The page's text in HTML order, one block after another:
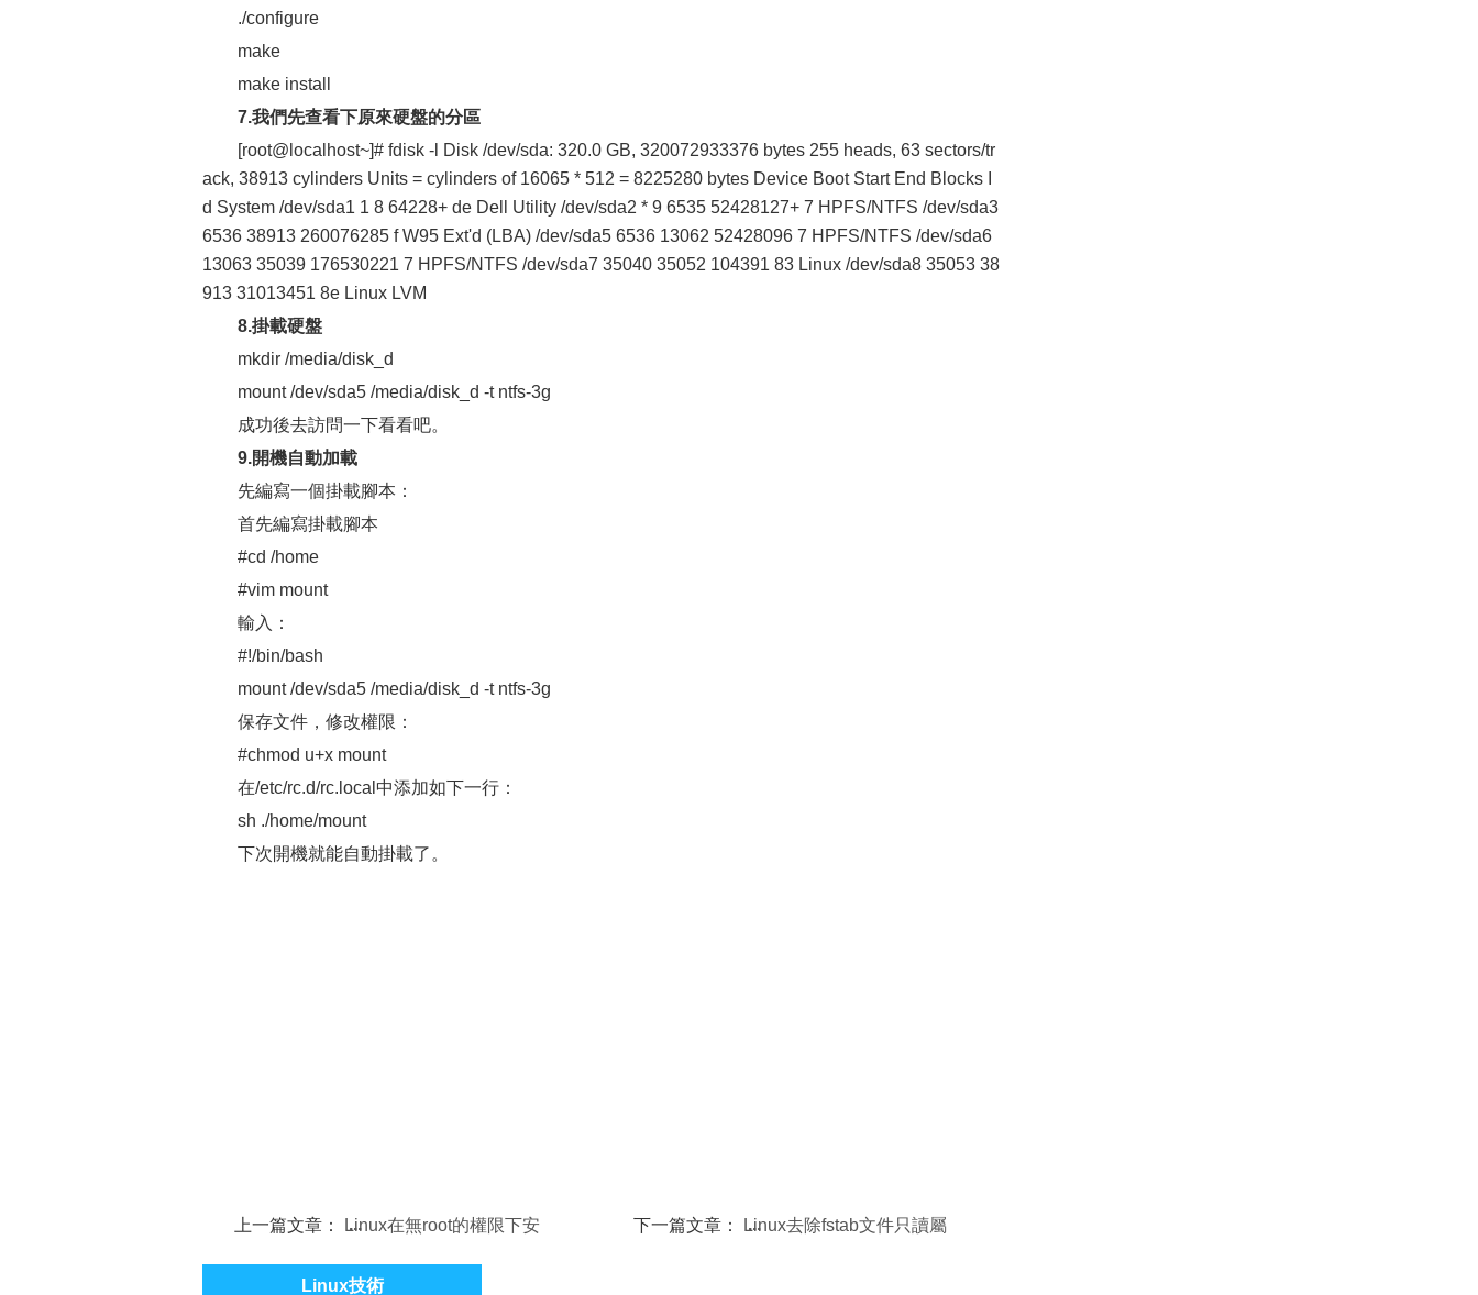
./configure
make
make install
7.我們先查看下原來硬盤的分區
[root@localhost~]# fdisk -l Disk /dev/sda: 320.0 GB, 320072933376 bytes 255 heads, 63 sectors/tr
ack, 38913 cylinders Units = cylinders of 16065 * 512 = 8225280 bytes Device Boot Start End Blocks I
d System /dev/sda1 1 8 64228+ de Dell Utility /dev/sda2 * 9 6535 52428127+ 7 HPFS/NTFS /dev/sda3
6536 38913 260076285 f W95 Ext'd (LBA) /dev/sda5 6536 13062 52428096 7 HPFS/NTFS /dev/sda6
13063 35039 176530221 7 HPFS/NTFS /dev/sda7 35040 35052 104391 83 Linux /dev/sda8 35053 38
913 31013451 8e Linux LVM
8.掛載硬盤
mkdir /media/disk_d
mount /dev/sda5 /media/disk_d -t ntfs-3g
成功後去訪問一下看看吧。
9.開機自動加載
先編寫一個掛載腳本：
首先編寫掛載腳本
#cd /home
#vim mount
輸入：
#!/bin/bash
mount /dev/sda5 /media/disk_d -t ntfs-3g
保存文件，修改權限：
#chmod u+x mount
在/etc/rc.d/rc.local中添加如下一行：
sh ./home/mount
下次開機就能自動掛載了。
上一篇文章：
Linux在無root的權限下安
下一篇文章：
Linux去除fstab文件只讀屬
Linux技術